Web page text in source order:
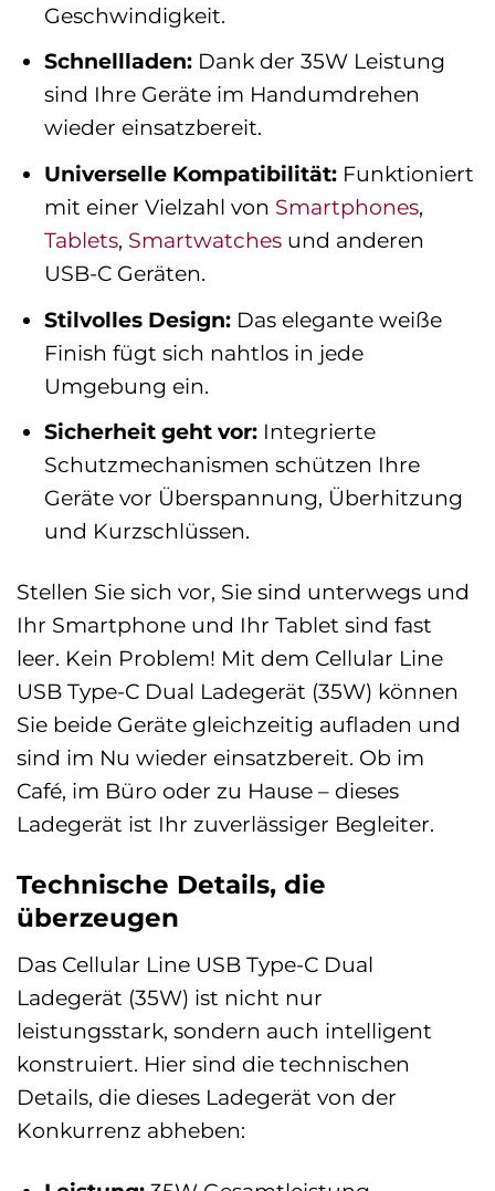
Geschwindigkeit.
Schnellladen: Dank der 35W Leistung
sind Ihre Geräte im Handumdrehen
wieder einsatzbereit.
Universelle Kompatibilität: Funktioniert
mit einer Vielzahl von Smartphones,
Tablets, Smartwatches und anderen
USB-C Geräten.
Stilvolles Design: Das elegante weiße
Finish fügt sich nahtlos in jede
Umgebung ein.
Sicherheit geht vor: Integrierte
Schutzmechanismen schützen Ihre
Geräte vor Überspannung, Überhitzung
und Kurzschlüssen.
Stellen Sie sich vor, Sie sind unterwegs und
Ihr Smartphone und Ihr Tablet sind fast
leer. Kein Problem! Mit dem Cellular Line
USB Type-C Dual Ladegerät (35W) können
Sie beide Geräte gleichzeitig aufladen und
sind im Nu wieder einsatzbereit. Ob im
Café, im Büro oder zu Hause – dieses
Ladegerät ist Ihr zuverlässiger Begleiter.
Technische Details, die
überzeugen
Das Cellular Line USB Type-C Dual
Ladegerät (35W) ist nicht nur
leistungsstark, sondern auch intelligent
konstruiert. Hier sind die technischen
Details, die dieses Ladegerät von der
Konkurrenz abheben: